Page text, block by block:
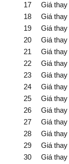
17 Giá thay
18 Giá thay
19 Giá thay
20 Giá thay
21 Giá thay
22 Giá thay
23 Giá thay
24 Giá thay
25 Giá thay
26 Giá thay
27 Giá thay
28 Giá thay màn
29 Giá thay
30 Giá thay màn